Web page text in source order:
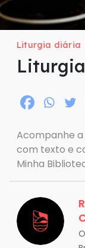
Liturgia diária
Acompanhe a
com texto e
Minha